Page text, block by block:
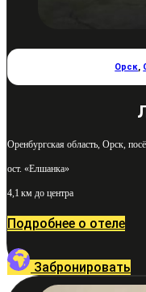
Орск,
Оренбургская область, Орск,
ост. «Елшанка»
4,1 км до центра
Подробнее о отеле
Забронировать